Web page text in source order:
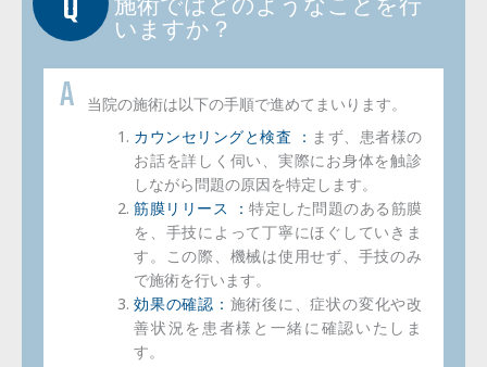
いますか？
当院の施術は以下の手順で進めてまいります。
カウンセリングと検査 ： まず、患者様の
お話を詳しく伺い、実際にお身体を触診
しながら問題の原因を特定します。
筋膜リリース ：特定した問題のある筋膜
を、手技によって丁寧にほぐしていきま
す。この際、機械は使用せず、手技のみ
で施術を行います。
効果の確認： 施術後に、症状の変化や改
善状況を患者様と一緒に確認いたしま
す。